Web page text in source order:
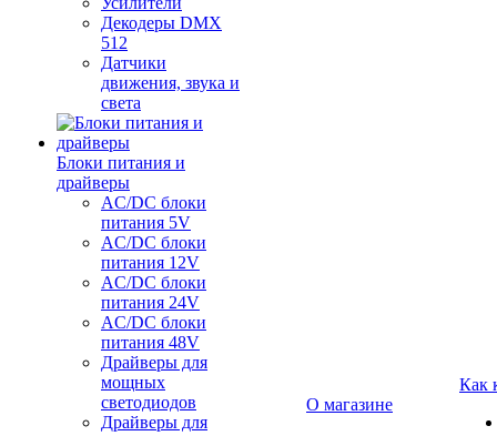
Декодеры DMX
512
Датчики
движения, звука и
света
Блоки питания и
драйверы
AC/DC блоки
питания 5V
AC/DC блоки
питания 12V
AC/DC блоки
питания 24V
AC/DC блоки
питания 48V
Драйверы для
мощных
светодиодов
Драйверы для
О магазине
Как